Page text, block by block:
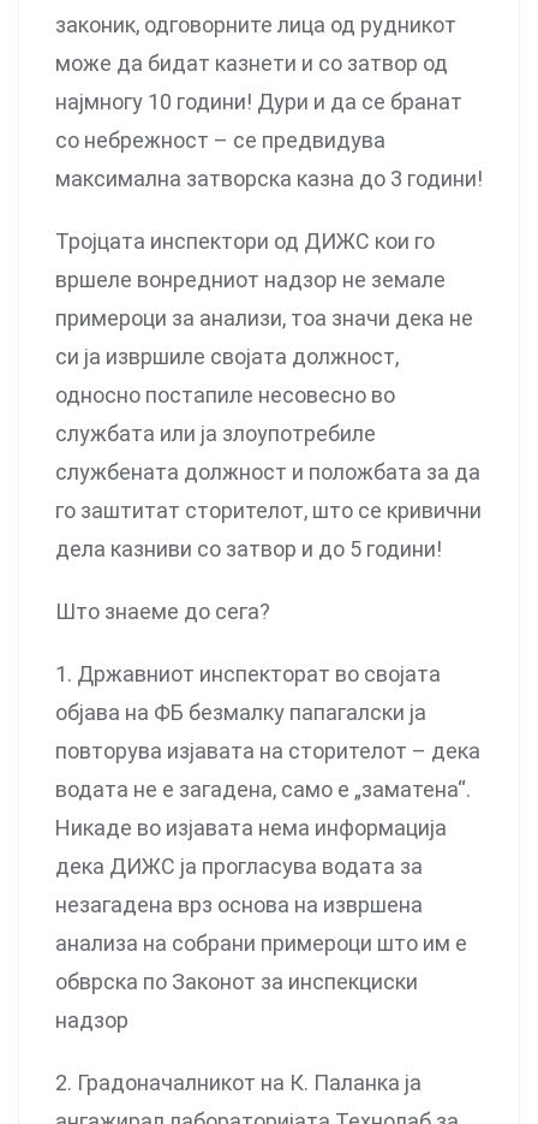
законик, одговорните лица од рудникот
може да бидат казнети и со затвор од
најмногу 10 години! Дури и да се бранат
со небрежност – се предвидува
максимална затворска казна до 3 години!
Тројцата инспектори од ДИЖС кои го
вршеле вонредниот надзор не земале
примероци за анализи, тоа значи дека не
си ја извршиле својата должност,
односно постапиле несовесно во
службата или ја злоупотребиле
службената должност и положбата за да
го заштитат сторителот, што се кривични
дела казниви со затвор и до 5 години!
Што знаеме до сега?
1. Државниот инспекторат во својата
објава на ФБ безмалку папагалски ја
повторува изјавата на сторителот – дека
водата не е загадена, само е „заматена“.
Никаде во изјавата нема информација
дека ДИЖС ја прогласува водата за
незагадена врз основа на извршена
анализа на собрани примероци што им е
обврска по Законот за инспекциски
надзор
2. Градоначалникот на К. Паланка ја